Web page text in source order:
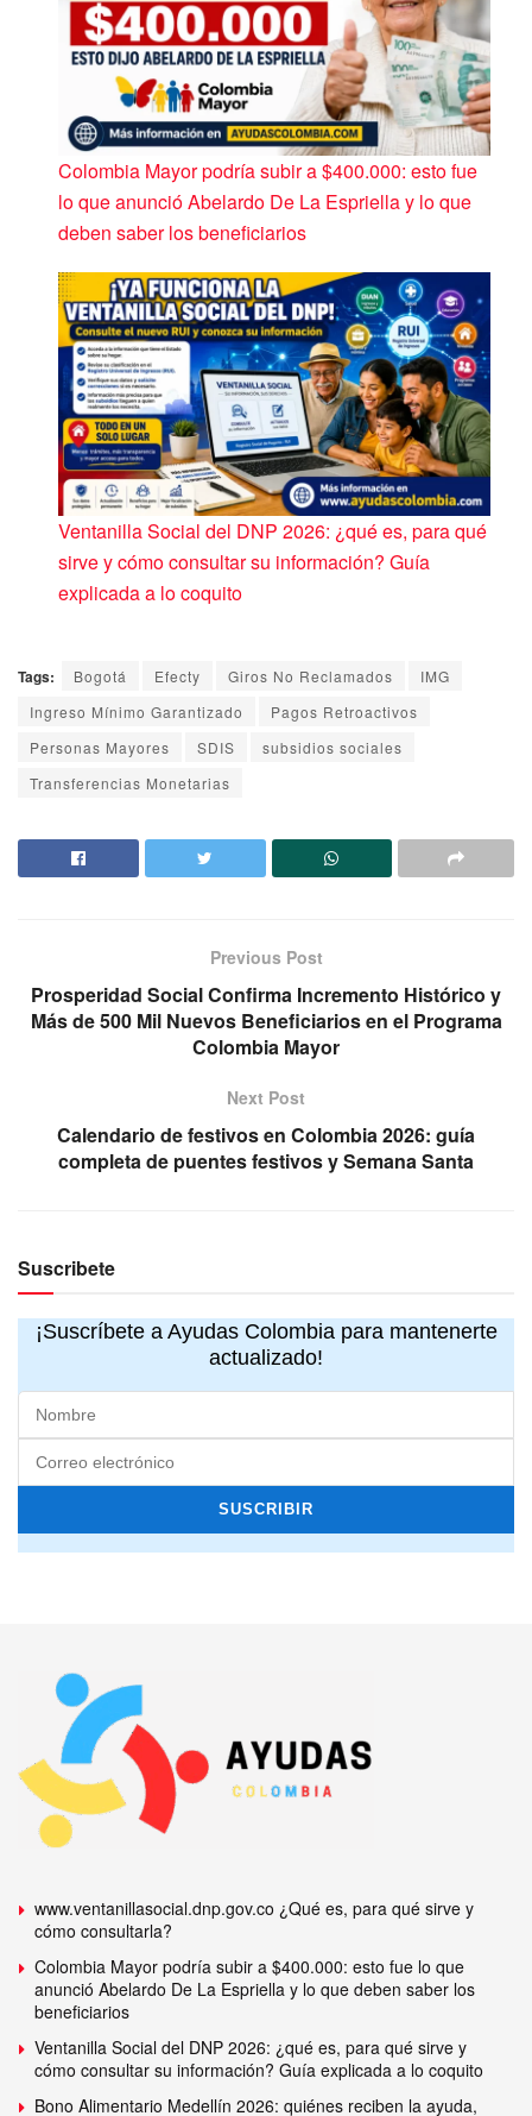
Colombia Mayor podría subir a $400.000: esto fue
lo que anunció Abelardo De La Espriella y lo que
deben saber los beneficiarios
Ventanilla Social del DNP 2026: ¿qué es, para qué
sirve y cómo consultar su información? Guía
explicada a lo coquito
Tags: Bogotá Efecty Giros No Reclamados
IMG
Ingreso Mínimo Garantizado
Pagos Retroactivos
Personas Mayores
SDIS
subsidios sociales
Transferencias Monetarias
Previous Post
Prosperidad Social Confirma Incremento Histórico y
Más de 500 Mil Nuevos Beneficiarios en el Programa
Colombia Mayor
Next Post
Calendario de festivos en Colombia 2026: guía
completa de puentes festivos y Semana Santa
Suscribete
¡Suscríbete a Ayudas Colombia para mantenerte
actualizado!
www.ventanillasocial.dnp.gov.co ¿Qué es, para qué sirve y
cómo consultarla?
Colombia Mayor podría subir a $400.000: esto fue lo que
anunció Abelardo De La Espriella y lo que deben saber los
beneficiarios
Ventanilla Social del DNP 2026: ¿qué es, para qué sirve y
cómo consultar su información? Guía explicada a lo coquito
Bono Alimentario Medellín 2026: quiénes reciben la ayuda,